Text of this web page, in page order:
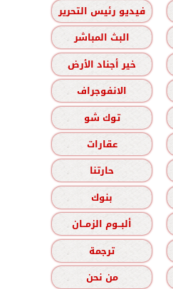
فيديو رئيس التحرير
البث المباشر
خير أجناد الأرض
الانفوجراف
توك شو
عقارات
حارتنا
بنوك
ألبــوم الزمــان
ترجمة
من نحن